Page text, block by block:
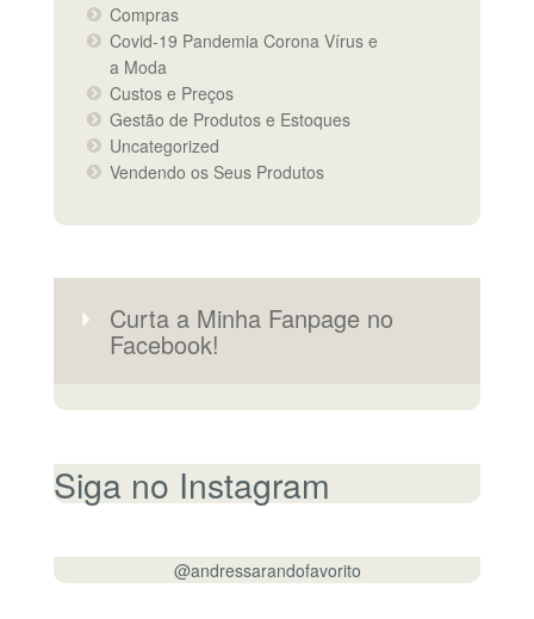
Compras
Covid-19 Pandemia Corona Vírus e
a Moda
Custos e Preços
Gestão de Produtos e Estoques
Uncategorized
Vendendo os Seus Produtos
Curta a Minha Fanpage no
Facebook!
Siga no Instagram
@andressarandofavorito